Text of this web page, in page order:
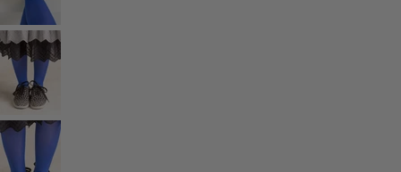
Rum
Badrum
Vardagsrum
Kök & matplats